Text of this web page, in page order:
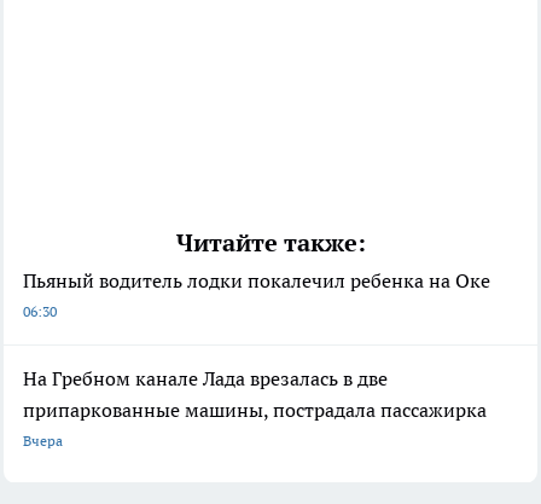
Читайте также:
Пьяный водитель лодки покалечил ребенка на Оке
06:30
На Гребном канале Лада врезалась в две
припаркованные машины, пострадала пассажирка
Вчера